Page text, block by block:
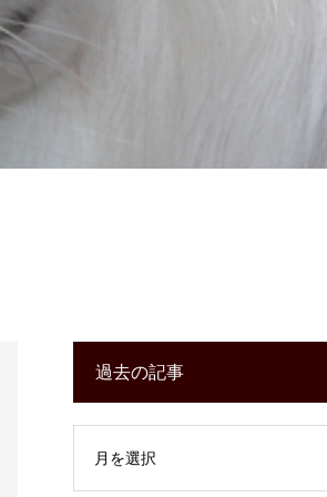
過去の記事